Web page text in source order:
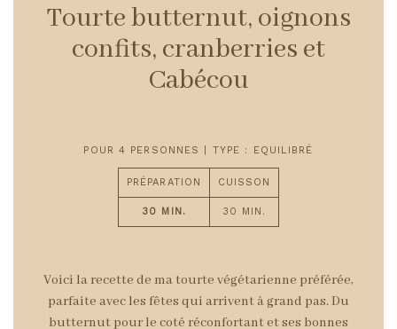
Tourte butternut, oignons
confits, cranberries et
Cabécou
POUR 4 PERSONNES | TYPE : EQUILIBRÉ
PRÉPARATION CUISSON
30 MIN. 30 MIN.
Voici la recette de ma tourte végétarienne préférée,
parfaite avec les fêtes qui arrivent à grand pas. Du
butternut pour le coté réconfortant et ses bonnes